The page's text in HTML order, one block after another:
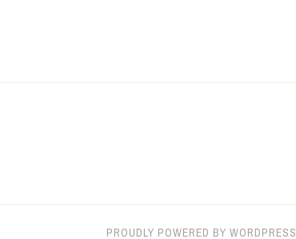
PROUDLY POWERED BY WORDPRESS